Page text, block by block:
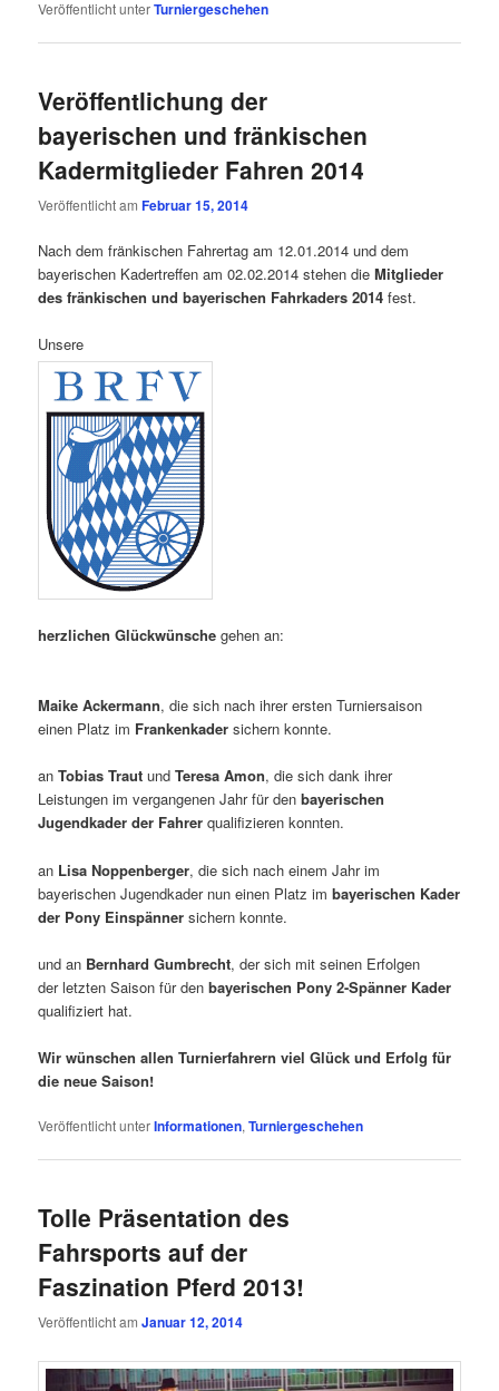
Veröffentlicht unterTurniergeschehen
Veröffentlichung der
bayerischen und fränkischen
Kadermitglieder Fahren 2014
Veröffentlicht amFebruar 15, 2014
Nach dem fränkischen Fahrertag am 12.01.2014 und dem
bayerischen Kadertreffen am 02.02.2014 stehen dieMitglieder
des fränkischen und bayerischen Fahrkaders 2014 fest.
Unsere
herzlichen Glückwünsche gehen an:
Maike Ackermann, die sich nach ihrer ersten Turniersaison
einen Platz im Frankenkader sichern konnte.
anTobias Traut undTeresa Amon, die sich dank ihrer
Leistungen im vergangenen Jahr für denbayerischen
Jugendkader der Fahrer qualifizieren konnten.
an Lisa Noppenberger, die sich nach einem Jahr im
bayerischen Jugendkader nun einen Platz imbayerischen Kader
der Pony Einspänner sichern konnte.
und an Bernhard Gumbrecht, der sich mit seinen Erfolgen
der letzten Saison für denbayerischen Pony 2-Spänner Kader
qualifiziert hat.
Wir wünschen allen Turnierfahrern viel Glück und Erfolg für
die neue Saison!
Veröffentlicht unterInformationen,Turniergeschehen
Tolle Präsentation des
Fahrsports auf der
Faszination Pferd 2013!
Veröffentlicht amJanuar 12, 2014